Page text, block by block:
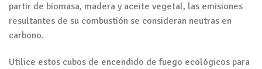
partir de biomasa, madera y aceite vegetal, las emisiones
resultantes de su combustión se consideran neutras en
carbono.
Utilice estos cubos de encendido de fuego ecológicos para